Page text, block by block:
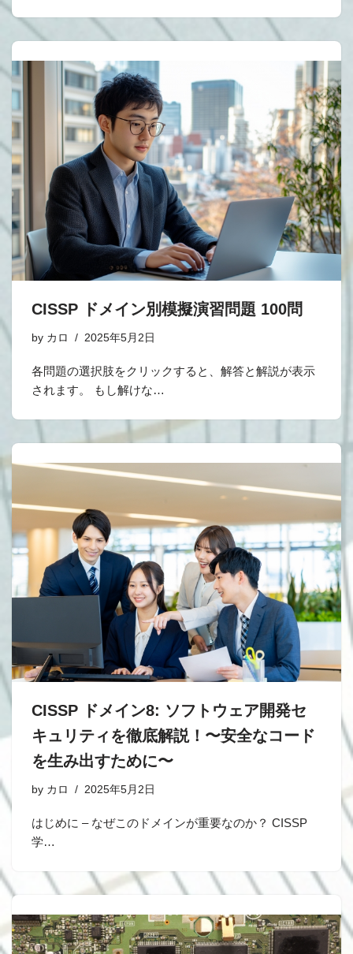
CISSP ドメイン別模擬演習問題 100問
by カロ 2025年5月2日
各問題の選択肢をクリックすると、解答と解説が表示
されます。 もし解けな…
CISSP ドメイン8: ソフトウェア開発セ
キュリティを徹底解説！〜安全なコード
を生み出すために〜
by カロ 2025年5月2日
はじめに – なぜこのドメインが重要なのか？ CISSP
学…